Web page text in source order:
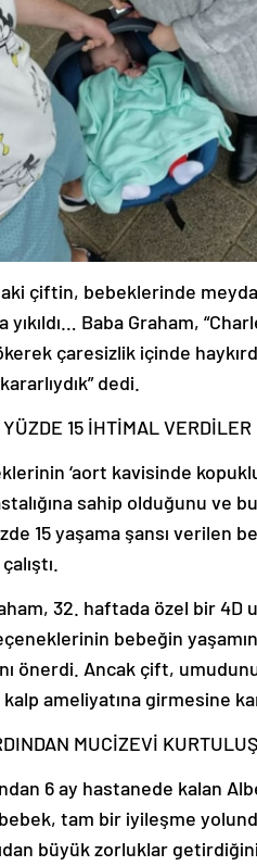
çiftin, bebeklerinde
yıkıldı… Baba Graham,
çaresizlik içinde
dedi.
15 İHTİMAL VERDİLER
‘aort kavisinde
sahip olduğunu ve
15 yaşama şansı verilen
32. haftada özel bir 4D
bebeğin
önerdi. Ancak çift,
ameliyatına girmesine
MUCİZEVİ KURTULUŞ
6 ay hastanede kalan
tam bir iyileşme
büyük zorluklar